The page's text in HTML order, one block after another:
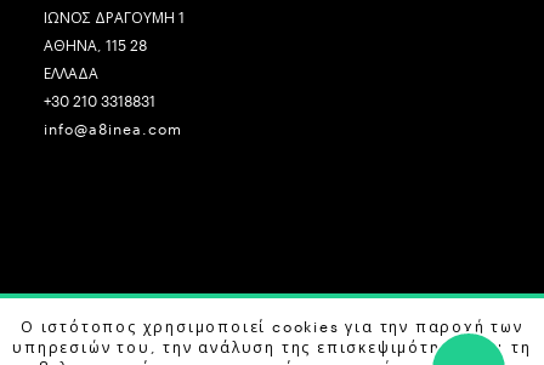
ΙΩΝΟΣ ΔΡΑΓΟΥΜΗ 1
ΑΘΗΝΑ, 115 28
ΕΛΛΑΔΑ
+30 210 3318831
info@a8inea.com
COPYRIGHT © 2026 αθηΝΕΑ, ALL RIGHTS RESERVED.
DESIGN BY G DESIGN STUDIO. DEVELOPED BYB LABS
Ο ιστότοπος χρησιμοποιεί cookies για την παροχή των
υπηρεσιών του, την ανάλυση της επισκεψιμότητας και τη